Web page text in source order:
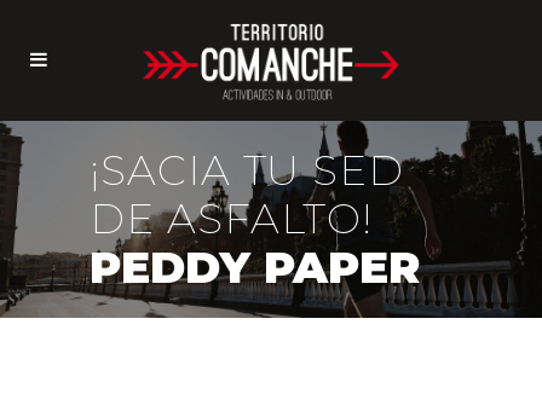
¡SACIA TU SED
DE ASFALTO!
PEDDY PAPER